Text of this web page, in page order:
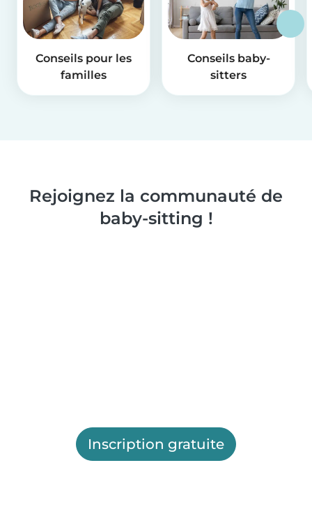
Conseils pour les
familles
Conseils baby-
sitters
Rejoignez la communauté de
baby-sitting !
Inscription gratuite